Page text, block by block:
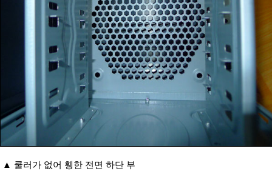
▲ 쿨러가 없어 휑한 전면 하단 부